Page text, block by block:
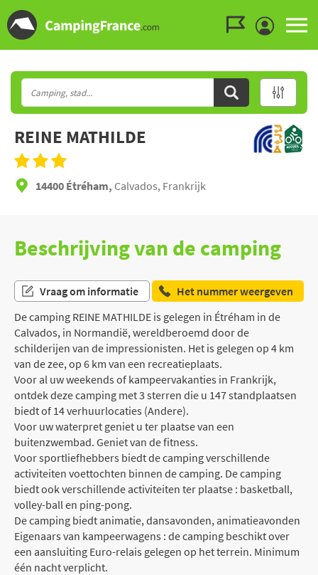
REINE MATHILDE
14400 Étréham, Calvados, Frankrijk
Beschrijving van de camping
Vraag om informatie
Het nummer weergeven
De camping REINE MATHILDE is gelegen in Étréham in de
Calvados, in Normandië, wereldberoemd door de
schilderijen van de impressionisten. Het is gelegen op 4 km
van de zee, op 6 km van een recreatieplaats.
Voor al uw weekends of kampeervakanties in Frankrijk,
ontdek deze camping met 3 sterren die u 147 standplaatsen
biedt of 14 verhuurlocaties (Andere).
Voor uw waterpret geniet u ter plaatse van een
buitenzwembad. Geniet van de fitness.
Voor sportliefhebbers biedt de camping verschillende
activiteiten voettochten binnen de camping. De camping
biedt ook verschillende activiteiten ter plaatse : basketball,
volley-ball en ping-pong.
De camping biedt animatie, dansavonden, animatieavonden
Eigenaars van kampeerwagens : de camping beschikt over
een aansluiting Euro-relais gelegen op het terrein. Minimum
één nacht verplicht.